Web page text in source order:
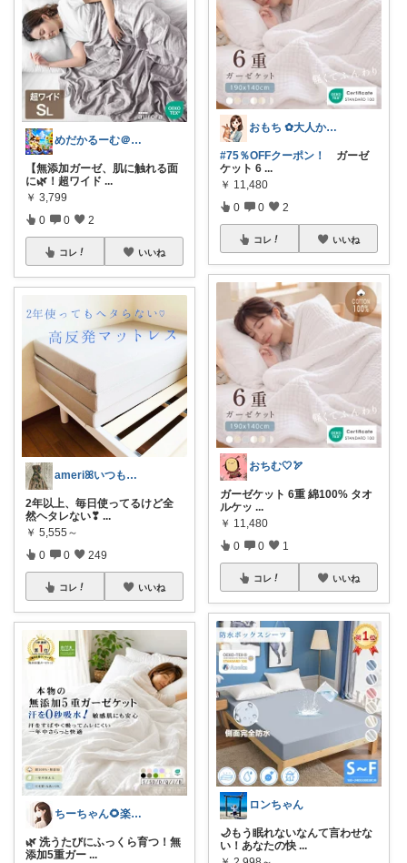
めだかるーむ＠ありがとうございます。
【無添加ガーゼ、肌に触れる面
に🌿！超ワイド ...
￥ 3,799
0 0 2
コレ いいね
ameriꕤいつもありがとう
2年以上、毎日使ってるけど全
然ヘタレない❣ ...
￥ 5,555～
0 0 249
コレ いいね
ちーちゃん🌻楽天room
🌿 洗うたびにふっくら育つ！無
添加5重ガー ...
おもち ✿大人かわいい×暮らし
#75％OFFクーポン！
ガーゼ
ケット 6 ...
￥ 11,480
0 0 2
コレ いいね
おちむ🤍🏹
ガーゼケット 6重 綿100% タオ
ルケッ ...
￥ 11,480
0 0 1
コレ いいね
ロンちゃん
🌙もう眠れないなんて言わせな
い！あなたの快 ...